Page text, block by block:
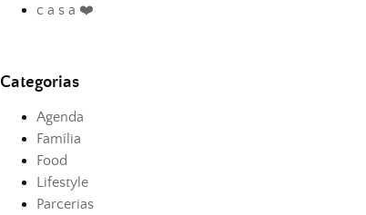
c a s a ❤️
Categorias
Agenda
Família
Food
Lifestyle
Parcerias